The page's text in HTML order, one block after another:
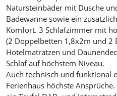
Natursteinbäder mit Dusche
Badewanne sowie ein
Komfort. 3 Schlafzimmer mit
(2 Doppelbetten 1,8x2m und 2
Hotelmatratzen und
Schlaf auf höchstem Niveau.
Auch technisch und funktional
Ferienhaus höchste